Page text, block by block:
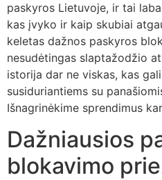
paskyros Lietuvoje, ir tai
kas įvyko ir kaip skubiai
keletas dažnos paskyros
nesudėtingas slaptažodžio
istorija dar ne viskas, kas
susiduriantiems su
Išnagrinėkime sprendimus
Dažniausios
blokavimo